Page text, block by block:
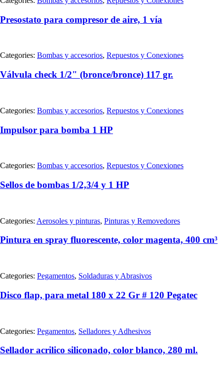
Presostato para compresor de aire, 1 vía
Categories: Bombas y accesorios, Repuestos y Conexiones
Válvula check 1/2" (bronce/bronce) 117 gr.
Categories: Bombas y accesorios, Repuestos y Conexiones
Impulsor para bomba 1 HP
Categories: Bombas y accesorios, Repuestos y Conexiones
Sellos de bombas 1/2,3/4 y 1 HP
Categories: Aerosoles y pinturas, Pinturas y Removedores
Pintura en spray fluorescente, color magenta, 400 cm³
Categories: Pegamentos, Soldaduras y Abrasivos
Disco flap, para metal 180 x 22 Gr # 120 Pegatec
Categories: Pegamentos, Selladores y Adhesivos
Sellador acrilico siliconado, color blanco, 280 ml.